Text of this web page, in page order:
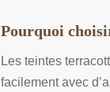
Pourquoi
Les teintes
facilement avec